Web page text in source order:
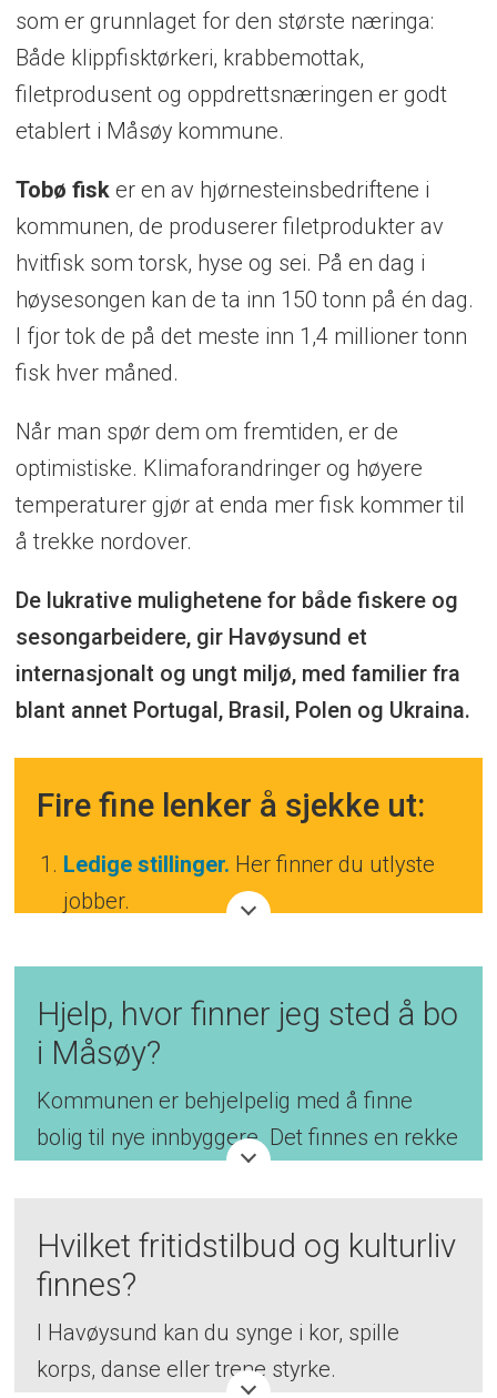
som er grunnlaget for den største næringa:
Både klippfisktørkeri, krabbemottak,
filetprodusent og oppdrettsnæringen er godt
etablert i Måsøy kommune.
Tobø fisker en av hjørnesteinsbedriftene i
kommunen, de produserer filetprodukter av
hvitfisk som torsk, hyse og sei. På en dag i
høysesongen kan de ta inn 150 tonn på én dag.
I fjor tok de på det meste inn 1,4 millioner tonn
fisk hver måned.
Når man spør dem om fremtiden, er de
optimistiske. Klimaforandringer og høyere
temperaturer gjør at enda mer fisk kommer til
å trekke nordover.
De lukrative mulighetene for både fiskere og
sesongarbeidere, gir Havøysund et
internasjonalt og ungt miljø, med familier fra
blant annet Portugal, Brasil, Polen og Ukraina.
Fire fine lenker å sjekke ut:
Ledige stillinger. Her finner du utlyste
jobber.
kommune.
Introduksjon til fritidstilbud
som viser hva man kan gjøre.
Ingenting å klage på.En youtube-video
Hjelp, hvor finner jeg sted å bo
i Måsøy?
Kommunen er behjelpelig med å finne
bolig til nye innbyggere. Det finnes en rekke
boligtomt for dem som er interesserte i å
bygge hus.
Hus og leiligheter som legges ut som salg
eller leie, finner man på Finn.no, og på
Hvilket fritidstilbud og kulturliv
finnes?
I Havøysund kan du synge i kor, spille
korps, danse eller trene styrke.